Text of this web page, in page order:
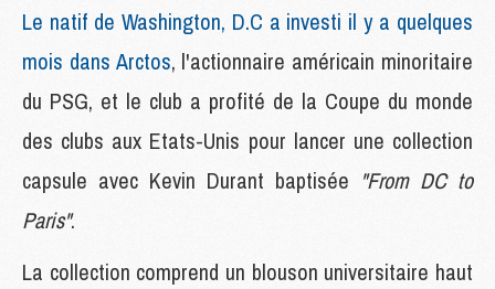
Le natif de Washington, D.C a investi il y a quelques
mois dans Arctos, l'actionnaire américain minoritaire
du PSG, et le club a profité de la Coupe du monde
des clubs aux Etats-Unis pour lancer une collection
capsule avec Kevin Durant baptisée "From DC to
Paris".
La collection comprend un blouson universitaire haut